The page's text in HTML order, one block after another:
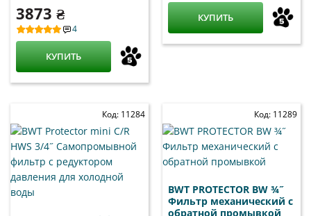
3873 ₴
4
КУПИТЬ
КУПИТЬ
Код: 11284 Код: 11289
BWT PROTECTOR BW ¾˝
Фильтр механический с
обратной промывкой